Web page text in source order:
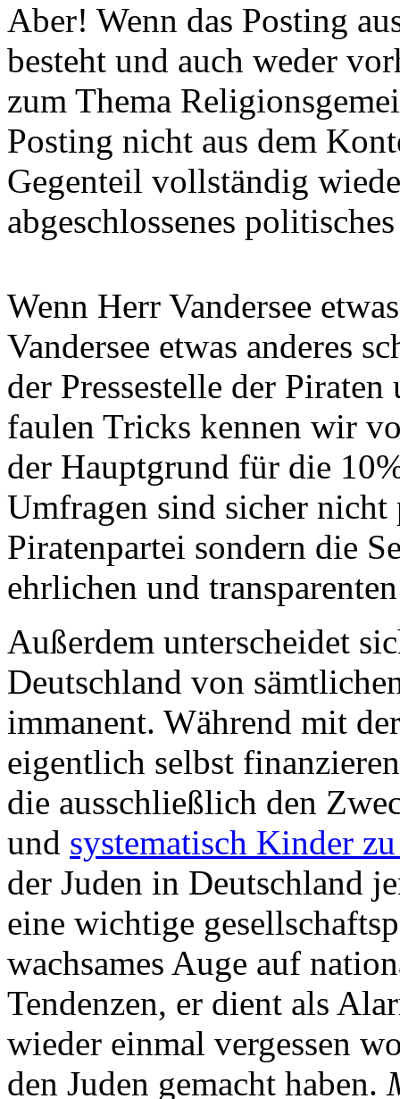
Aber! Wenn das Posting
besteht und auch weder
zum Thema
Posting nicht aus dem
Gegenteil vollständig
abgeschlossenes
Wenn Herr Vandersee
Vandersee etwas anderes
der Pressestelle der
faulen Tricks kennen wir
der Hauptgrund für die
Umfragen sind sicher
Piratenpartei sondern die
ehrlichen und
Außerdem unterscheidet
Deutschland von
immanent. Während mit
eigentlich selbst
die ausschließlich den
und systematisch Kinder
der Juden in Deutschland
eine wichtige
wachsames Auge auf
Tendenzen, er dient als
wieder einmal vergessen
den Juden gemacht haben.